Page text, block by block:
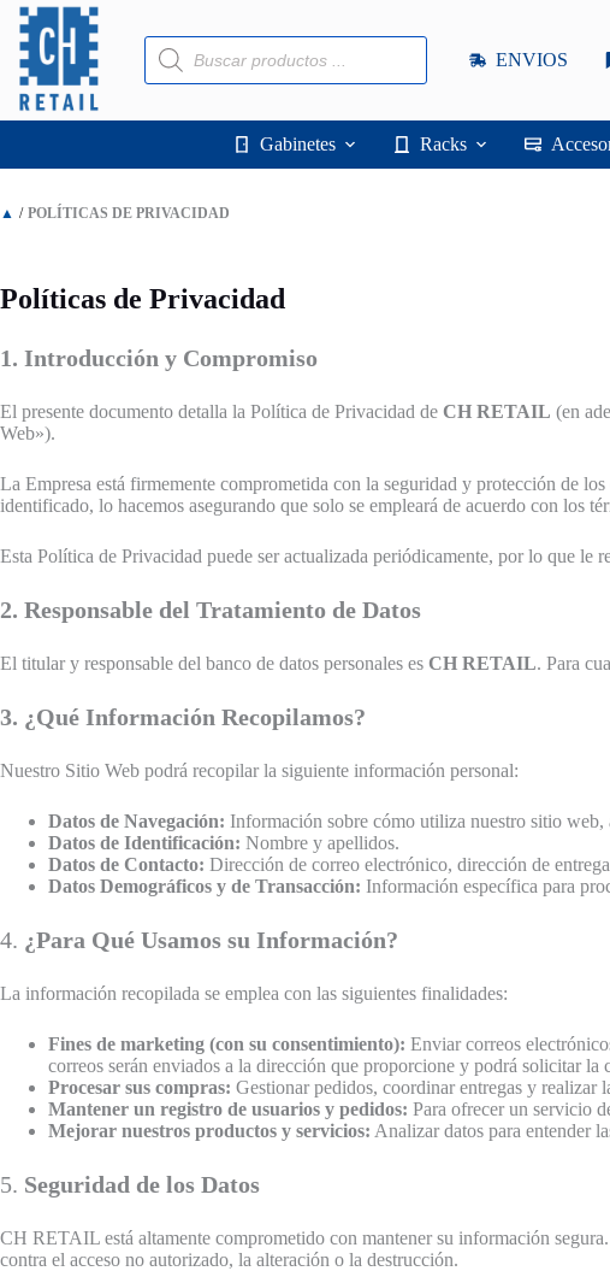
Saltar
contenido
Búsqueda
de
productos
ENVIOS
Gabinetes
Racks
▲ / POLÍTICAS DE PRIVACIDAD
Políticas de Privacidad
1. Introducción y Compromiso
El presente documento detalla la Política de Privacidad de CH RETAIL (en
Web»).
La Empresa está firmemente comprometida con la seguridad y protección de
identificado, lo hacemos asegurando que solo se empleará de acuerdo con los
Esta Política de Privacidad puede ser actualizada periódicamente, por lo que le
2. Responsable del Tratamiento de Datos
El titular y responsable del banco de datos personales es CH RETAIL. Para
3. ¿Qué Información Recopilamos?
Nuestro Sitio Web podrá recopilar la siguiente información personal:
Datos de Navegación: Información sobre cómo utiliza nuestro sitio web,
Datos de Identificación: Nombre y apellidos.
Datos de Contacto: Dirección de correo electrónico, dirección de
Datos Demográficos y de Transacción: Información específica para
4. ¿Para Qué Usamos su Información?
La información recopilada se emplea con las siguientes finalidades:
Fines de marketing (con su consentimiento): Enviar correos
correos serán enviados a la dirección que proporcione y podrá solicitar
Procesar sus compras: Gestionar pedidos, coordinar entregas y realizar
Mantener un registro de usuarios y pedidos: Para ofrecer un servicio
Mejorar nuestros productos y servicios: Analizar datos para entender
5. Seguridad de los Datos
CH RETAIL está altamente comprometido con mantener su información
contra el acceso no autorizado, la alteración o la destrucción.